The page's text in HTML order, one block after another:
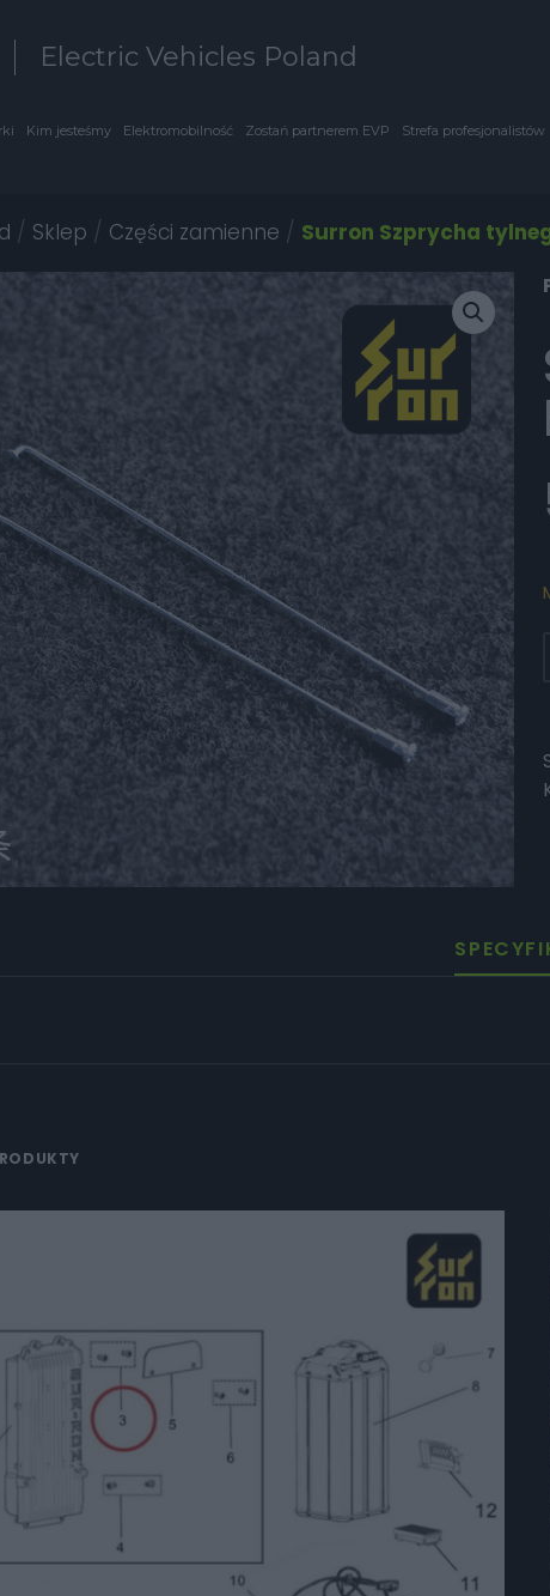
Electric Vehicles Poland
Kim jesteśmy Elektromobilność Zostań partnerem EVP Strefa profesjonalistów
/ Sklep / Części zamienne / Surron Szprycha